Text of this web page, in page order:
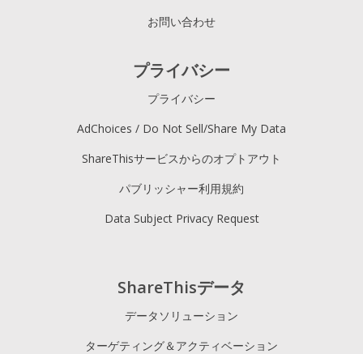
ShareThisデータ
データソリューション
ターゲティング＆アクティベーション
お問い合わせ
プライバシー
プライバシー
AdChoices / Do Not Sell/Share My Data
ShareThisサービスからのオプトアウト
パブリッシャー利用規約
Data Subject Privacy Request